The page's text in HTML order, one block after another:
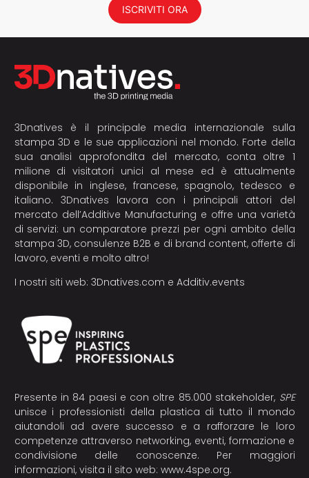
ISCRIVITI ORA
3Dnatives è il principale media internazionale sulla
stampa 3D e le sue applicazioni nel mondo. Forte della
sua analisi approfondita del mercato, conta oltre 1
milione di visitatori unici al mese ed è attualmente
disponibile in inglese, francese, spagnolo, tedesco e
italiano. 3Dnatives lavora con i principali attori del
mercato dell’Additive Manufacturing e offre una varietà
di servizi: un comparatore prezzi per ogni ambito della
stampa 3D, consulenze B2B e di brand content, offerte di
lavoro, eventi e molto altro!
I nostri siti web: 3Dnatives.com e Additiv.events
Presente in 84 paesi e con oltre 85.000 stakeholder, SPE
unisce i professionisti della plastica di tutto il mondo
aiutandoli ad avere successo e a rafforzare le loro
competenze attraverso networking, eventi, formazione e
condivisione delle conoscenze. Per maggiori
informazioni, visita il sito web: www.4spe.org.